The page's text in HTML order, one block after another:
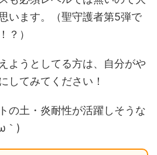
います。（聖守護者第5弾で
？）
ようとしてる方は、自分がや
してみてください！
の土・炎耐性が活躍しそうな
｀)